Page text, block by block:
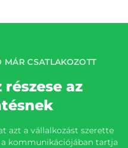
CSATLAKOZOTT
az
azt a vállalkozást szerette
kommunikációjában tartja